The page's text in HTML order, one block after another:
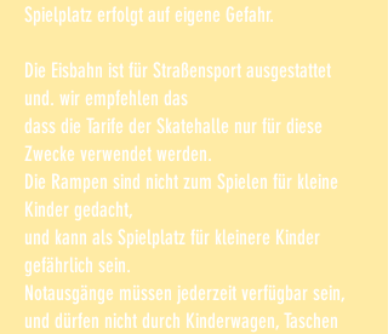
Spielplatz erfolgt auf eigene Gefahr.
Die Eisbahn ist für Straßensport ausgestattet
und. wir empfehlen das
dass die Tarife der Skatehalle nur für diese
Zwecke verwendet werden.
Die Rampen sind nicht zum Spielen für kleine
Kinder gedacht,
und kann als Spielplatz für kleinere Kinder
gefährlich sein.
Notausgänge müssen jederzeit verfügbar sein,
und dürfen nicht durch Kinderwagen, Taschen